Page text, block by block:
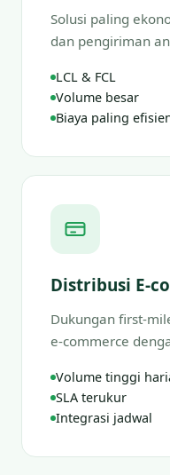
Solusi paling
dan pengiriman
LCL & FCL
Volume besar
Biaya paling
Distribusi E-
Dukungan first-
e-commerce
Volume tinggi
SLA terukur
Integrasi jadwal